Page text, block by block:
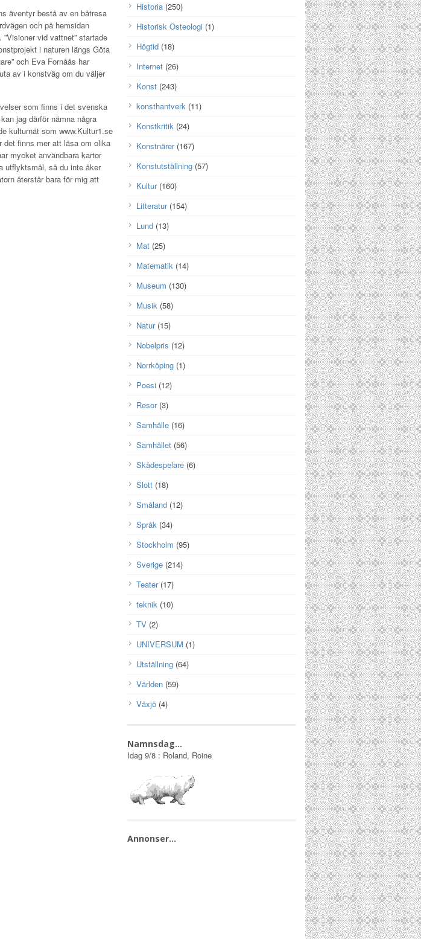
äventyr bestå av en båtresa
och på hemsidan
vid vattnet” startade
i naturen längs Göta
och Eva Fornåås har
av i konstväg om du väljer
som finns i det svenska
jag därför nämna några
kulturnät som www.Kultur1.se
det finns mer att läsa om olika
mycket användbara kartor
utflyktsmål, så du inte åker
återstår bara för mig att
Historia (250)
Historisk Osteologi (1)
Högtid (18)
Internet (26)
Konst (243)
konsthantverk (11)
Konstkritik (24)
Konstnärer(167)
Konstutställning (57)
Kultur(160)
Litteratur(154)
Lund (13)
Mat (25)
Matematik (14)
Museum (130)
Musik (58)
Natur(15)
Nobelpris (12)
Norrköping (1)
Poesi (12)
Resor(3)
Samhälle (16)
Samhället (56)
Skådespelare (6)
Slott (18)
Småland (12)
Språk (34)
Stockholm (95)
Sverige (214)
Teater(17)
teknik (10)
TV (2)
UNIVERSUM (1)
Utställning (64)
Världen (59)
Växjö (4)
Namnsdag…
Idag 9/8 : Roland, Roine
Annonser…